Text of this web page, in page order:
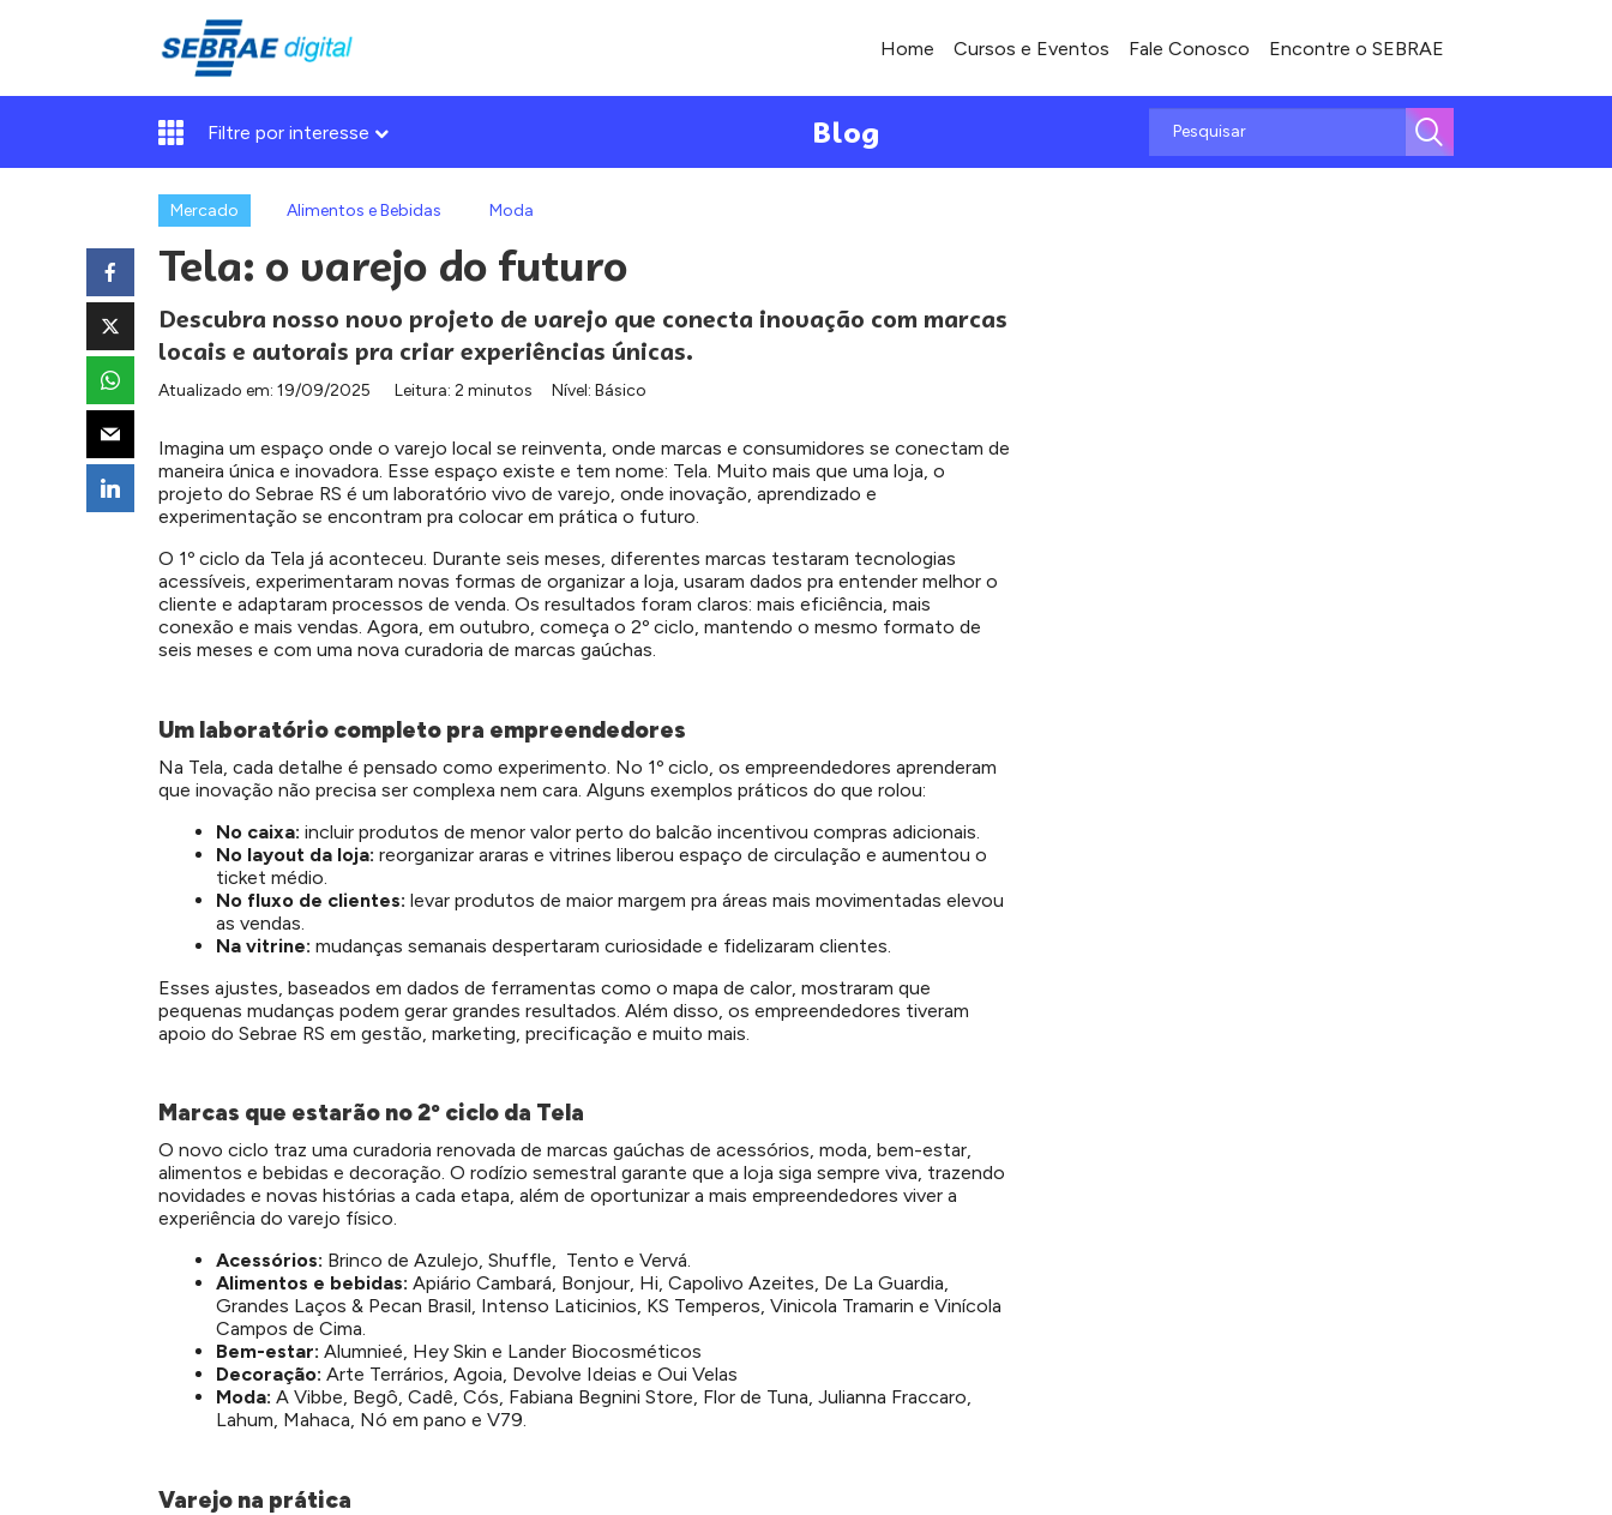
Home Cursos e Eventos Fale Conosco Encontre o SEBRAE
Filtre por interesse Blog
Mercado Alimentos e Bebidas Moda
Tela: o varejo do futuro
Descubra nosso novo projeto de varejo que conecta inovação com marcas
locais e autorais pra criar experiências únicas.
Atualizado em: 19/09/2025 Leitura: 2 minutos Nível: Básico
Imagina um espaço onde o varejo local se reinventa, onde marcas e consumidores se conectam de
maneira única e inovadora. Esse espaço existe e tem nome: Tela. Muito mais que uma loja, o
projeto do Sebrae RS é um laboratório vivo de varejo, onde inovação, aprendizado e
experimentação se encontram pra colocar em prática o futuro.
O 1º ciclo da Tela já aconteceu. Durante seis meses, diferentes marcas testaram tecnologias
acessíveis, experimentaram novas formas de organizar a loja, usaram dados pra entender melhor o
cliente e adaptaram processos de venda. Os resultados foram claros: mais eficiência, mais
conexão e mais vendas. Agora, em outubro, começa o 2º ciclo, mantendo o mesmo formato de
seis meses e com uma nova curadoria de marcas gaúchas.
Um laboratório completo pra empreendedores
Na Tela, cada detalhe é pensado como experimento. No 1º ciclo, os empreendedores aprenderam
que inovação não precisa ser complexa nem cara. Alguns exemplos práticos do que rolou:
No caixa: incluir produtos de menor valor perto do balcão incentivou compras adicionais.
No layout da loja: reorganizar araras e vitrines liberou espaço de circulação e aumentou o
ticket médio.
No fluxo de clientes: levar produtos de maior margem pra áreas mais movimentadas elevou
as vendas.
Na vitrine: mudanças semanais despertaram curiosidade e fidelizaram clientes.
Esses ajustes, baseados em dados de ferramentas como o mapa de calor, mostraram que
pequenas mudanças podem gerar grandes resultados. Além disso, os empreendedores tiveram
apoio do Sebrae RS em gestão, marketing, precificação e muito mais.
Marcas que estarão no 2º ciclo da Tela
O novo ciclo traz uma curadoria renovada de marcas gaúchas de acessórios, moda, bem-estar,
alimentos e bebidas e decoração. O rodízio semestral garante que a loja siga sempre viva, trazendo
novidades e novas histórias a cada etapa, além de oportunizar a mais empreendedores viver a
experiência do varejo físico.
Acessórios: Brinco de Azulejo, Shuffle, Tento e Vervá.
Alimentos e bebidas: Apiário Cambará, Bonjour, Hi, Capolivo Azeites, De La Guardia,
Grandes Laços & Pecan Brasil, Intenso Laticinios, KS Temperos, Vinicola Tramarin e Vinícola
Campos de Cima.
Bem-estar: Alumnieé, Hey Skin e Lander Biocosméticos
Decoração: Arte Terrários, Agoia, Devolve Ideias e Oui Velas
Moda: A Vibbe, Begô, Cadê, Cós, Fabiana Begnini Store, Flor de Tuna, Julianna Fraccaro,
Lahum, Mahaca, Nó em pano e V79.
Varejo na prática